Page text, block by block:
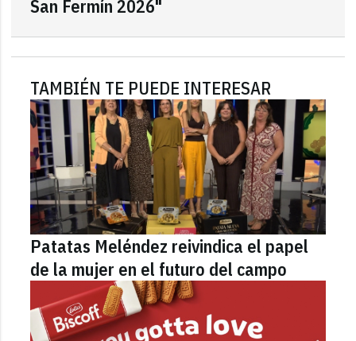
San Fermín 2026"
TAMBIÉN TE PUEDE INTERESAR
Patatas Meléndez reivindica el papel
de la mujer en el futuro del campo